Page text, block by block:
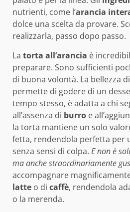
nutrienti, come l’arancia
dolce una scelta da provare.
realizzarla, passo dopo passo.
La torta all’arancia è
preparare. Sono sufficienti
di buona volontà. La bellezza
permette di godere di un
tempo stesso, è adatta a chi
all’assenza di burro e
la torta mantiene un solo
fetta, rendendola perfetta per
senza sensi di colpa. E non è
ma anche straordinariamente
accompagnare
latte o di caffè, rendendola
o la merenda.